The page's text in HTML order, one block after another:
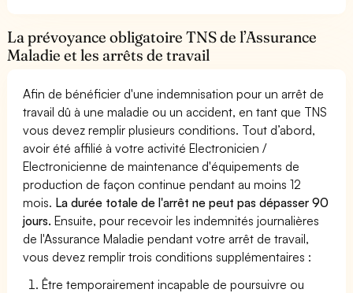
La prévoyance obligatoire TNS de l’Assurance
Maladie et les arrêts de travail
Afin de bénéficier d'une indemnisation pour un arrêt de
travail dû à une maladie ou un accident, en tant que TNS
vous devez remplir plusieurs conditions. Tout d’abord,
avoir été affilié à votre activité Electronicien /
Electronicienne de maintenance d'équipements de
production de façon continue pendant au moins 12
mois. La durée totale de l'arrêt ne peut pas dépasser 90
jours. Ensuite, pour recevoir les indemnités journalières
de l'Assurance Maladie pendant votre arrêt de travail,
vous devez remplir trois conditions supplémentaires :
Être temporairement incapable de poursuivre ou